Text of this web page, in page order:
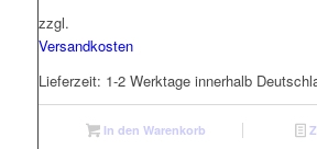
zzgl.
Versandkosten
Lieferzeit: 1-2 Werktage innerhalb
In den Warenkorb